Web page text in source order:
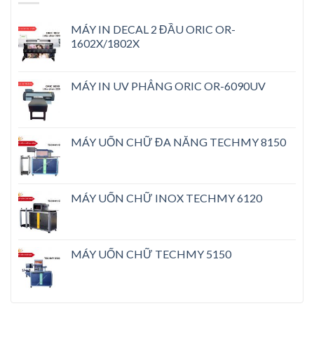
MÁY IN DECAL 2 ĐẦU ORIC OR-
1602X/1802X
MÁY IN UV PHẲNG ORIC OR-6090UV
MÁY UỐN CHỮ ĐA NĂNG TECHMY 8150
MÁY UỐN CHỮ INOX TECHMY 6120
MÁY UỐN CHỮ TECHMY 5150